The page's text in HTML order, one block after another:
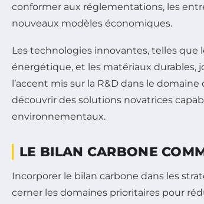
conformer aux réglementations, les
nouveaux modèles économiques.
Les technologies innovantes, telles que
énergétique, et les matériaux durables,
l’accent mis sur la R&D dans le
découvrir des solutions novatrices
environnementaux.
LE BILAN CARBONE
Incorporer le bilan carbone dans les
cerner les domaines prioritaires pour